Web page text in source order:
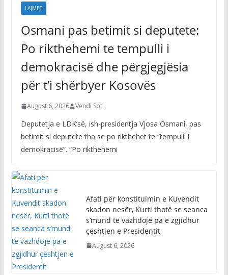
LAJMET
Osmani pas betimit si deputete:
Po rikthehemi te tempulli i
demokracisë dhe përgjegjësia
për t’i shërbyer Kosovës
August 6, 2026 Vendi Sot
Deputetja e LDK’së, ish-presidentja Vjosa Osmani, pas
betimit si deputete tha se po rikthehet te “tempulli i
demokracisë”. “Po rikthehemi
Afati për konstituimin e Kuvendit
skadon nesër, Kurti thotë se seanca
s’mund të vazhdojë pa e zgjidhur
çështjen e Presidentit
August 6, 2026